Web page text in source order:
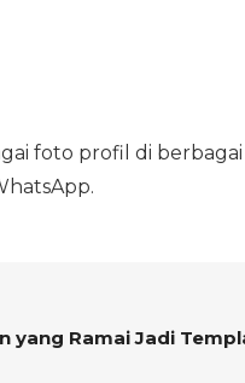
foto profil di
yang Ramai Jadi